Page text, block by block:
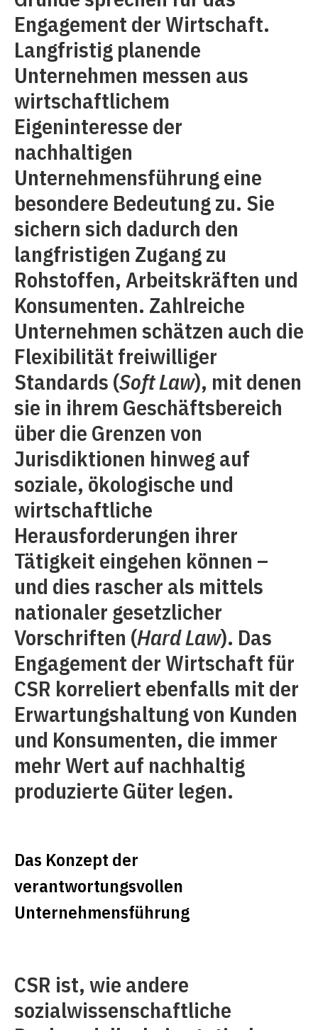
Engagement der Wirtschaft.
Langfristig ­planende
Unternehmen messen aus
wirtschaftlichem
Eigeninteresse der
nachhaltigen
Unternehmensführung eine
besondere Bedeutung zu. Sie
sichern sich dadurch den
langfristigen Zugang zu
Rohstoffen, Arbeitskräften und
Konsumenten. Zahlreiche
Unternehmen schätzen auch die
Flexibilität freiwilliger
Standards (Soft Law), mit denen
sie in ihrem Geschäftsbereich
über die Grenzen von
Jurisdiktionen hinweg auf
soziale, ökologische und
wirtschaftliche
Herausforderungen ihrer
Tätigkeit eingehen können –
und dies rascher als mittels
nationaler gesetzlicher
Vorschriften (Hard Law). Das
Engagement der Wirtschaft für
CSR korreliert ebenfalls mit der
Erwartungshaltung von Kunden
und Konsumenten, die immer
mehr Wert auf nachhaltig
produzierte Güter legen.
Das Konzept der
verantwortungsvollen
Unternehmensführung
CSR ist, wie andere
sozialwissenschaftliche